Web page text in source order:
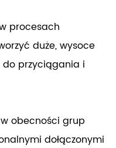
procesach
duże, wysoce
do przyciągania i
obecności grup
dołączonymi